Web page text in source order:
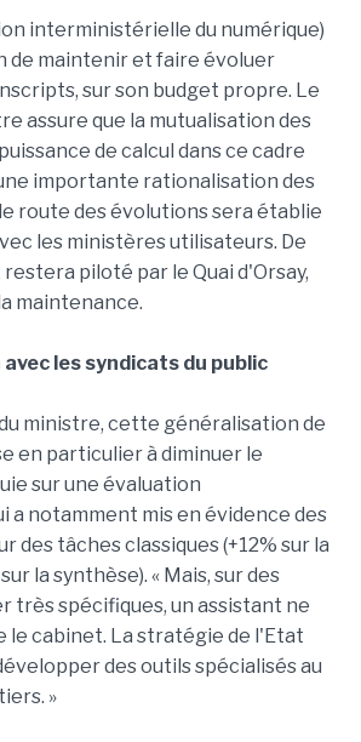
interministérielle du numérique)
de maintenir et faire évoluer
sur son budget propre. Le
assure que la mutualisation des
de calcul dans ce cadre
importante rationalisation des
route des évolutions sera établie
les ministères utilisateurs. De
piloté par le Quai d'Orsay,
maintenance.
les syndicats du public
ministre, cette généralisation de
en particulier à diminuer le
sur une évaluation
a notamment mis en évidence des
des tâches classiques (+12% sur la
la synthèse). « Mais, sur des
très spécifiques, un assistant ne
le cabinet. La stratégie de l'Etat
des outils spécialisés au
»